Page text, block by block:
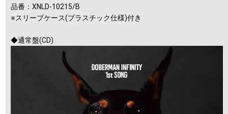
品番：XNLD-10215/B
※スリーブケース(プラスチック仕様)付き
◆通常盤(CD)